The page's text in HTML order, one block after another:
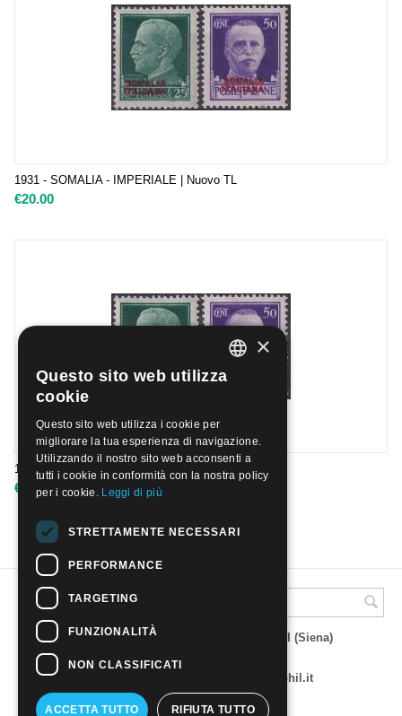
1931 - SOMALIA - IMPERIALE | Nuovo TL
€20.00
1931 - SOMALIA - IMPERIALE | Nuovo**
€ 45.00
A.M.Phil di Andrea Mulinacci
P.za V. Emanuele 23 - 53019 VAGLIAGLI (Siena)
CCIAA di Siena REA SI 93025
Tel 0577 321001 - e-mail : info@amphil.it
ITALIAN
×
Questo sito web utilizza
cookie
Questo sito web utilizza i cookie per
migliorare la tua esperienza di navigazione.
Utilizzando il nostro sito web acconsenti a
tutti i cookie in conformità con la nostra policy
per i cookie. Leggi di più
STRETTAMENTE NECESSARI
PERFORMANCE
TARGETING
FUNZIONALITÀ
NON CLASSIFICATI
ACCETTA TUTTO RIFIUTA TUTTO